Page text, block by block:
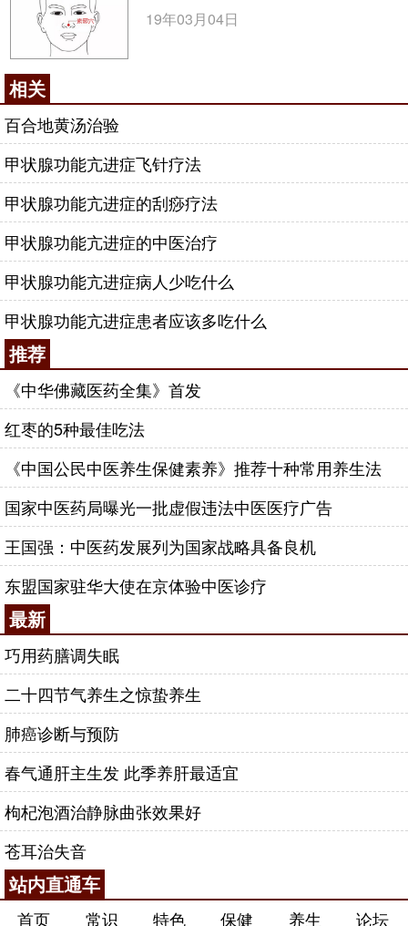
19年03月04日
相关
百合地黄汤治验
甲状腺功能亢进症飞针疗法
甲状腺功能亢进症的刮痧疗法
甲状腺功能亢进症的中医治疗
甲状腺功能亢进症病人少吃什么
甲状腺功能亢进症患者应该多吃什么
推荐
《中华佛藏医药全集》首发
红枣的5种最佳吃法
《中国公民中医养生保健素养》推荐十种常用养生法
国家中医药局曝光一批虚假违法中医医疗广告
王国强：中医药发展列为国家战略具备良机
东盟国家驻华大使在京体验中医诊疗
最新
巧用药膳调失眠
二十四节气养生之惊蛰养生
肺癌诊断与预防
春气通肝主生发 此季养肝最适宜
枸杞泡酒治静脉曲张效果好
苍耳治失音
站内直通车
首页 常识 特色 保健 养生 论坛